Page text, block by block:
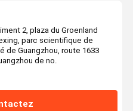
2, plaza du Groenland
parc scientifique de
Guangzhou, route 1633
de no.